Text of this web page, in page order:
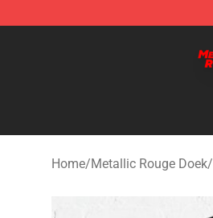
Home/Metallic Rouge Doek/